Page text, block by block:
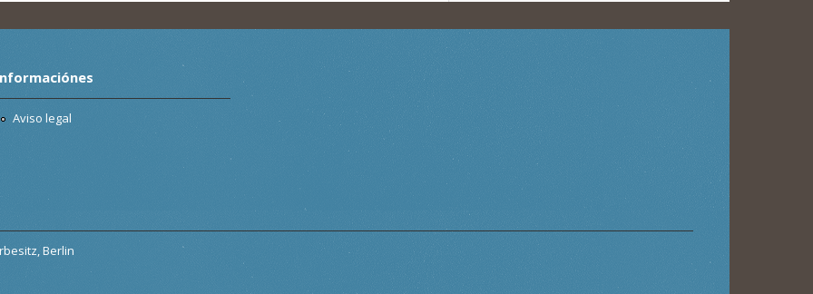
Aviso legal
Berlin